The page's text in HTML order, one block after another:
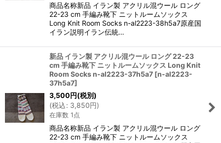
商品名称新品 イラン製 アクリル混ウール ロング
22-23 cm 手編み靴下 ニットルームソックス
Long Knit Room Socks n-al2223-38h5a7原産国
イラン説明イラン伝統…
新品 イラン製 アクリル混ウール ロング 22-23
cm 手編み靴下 ニットルームソックス Long Knit
Room Socks n-al2223-37h5a7 [n-al2223-
37h5a7]
3,500円(税別)
(税込: 3,850円)
在庫数 1点
商品名称新品 イラン製 アクリル混ウール ロング
22-23 cm 手編み靴下 ニットルームソックス